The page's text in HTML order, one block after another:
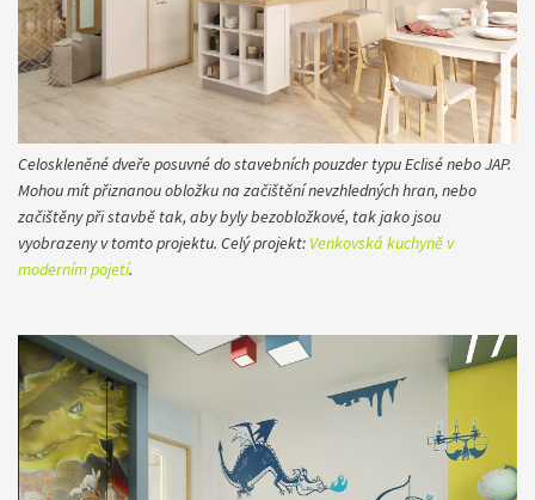
Celoskleněné dveře posuvné do stavebních pouzder typu Eclisé nebo JAP.
Mohou mít přiznanou obložku na začištění nevzhledných hran, nebo
začištěny při stavbě tak, aby byly bezobložkové, tak jako jsou
vyobrazeny v tomto projektu. Celý projekt: Venkovská kuchyně v
moderním pojetí.